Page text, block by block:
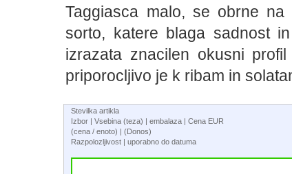
Taggiasca malo, se obrne
sorto, katere blaga sadnost
izrazata znacilen okusni
priporocljivo je k ribam in
Stevilka artikla
Izbor | Vsebina (teza) | embalaza | Cena EUR
(cena / enoto) | (Donos)
Razpolozljivost | uporabno do datuma